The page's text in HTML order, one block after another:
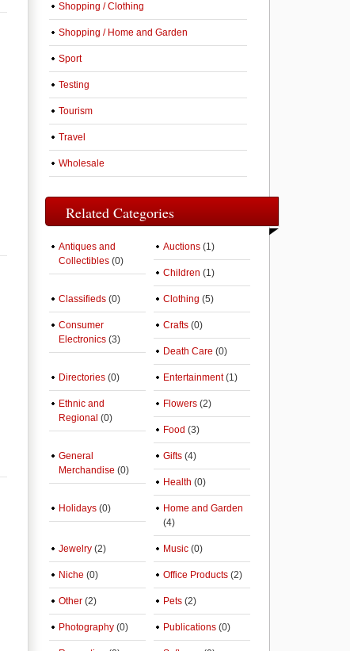
Shopping / Clothing
Shopping / Home and Garden
Sport
Testing
Tourism
Travel
Wholesale
Related Categories
Antiques and
Collectibles (0)
Auctions (1)
Children (1)
Classifieds (0) Clothing (5)
Consumer
Electronics (3)
Crafts (0)
Death Care (0)
Directories (0) Entertainment(1)
Ethnic and
Regional (0)
Flowers (2)
Food (3)
General
Merchandise (0)
Gifts (4)
Health (0)
Holidays (0)
Home and Garden
(4)
Jewelry (2) Music (0)
Niche (0) Office Products (2)
Other (2) Pets (2)
Photography (0) Publications (0)